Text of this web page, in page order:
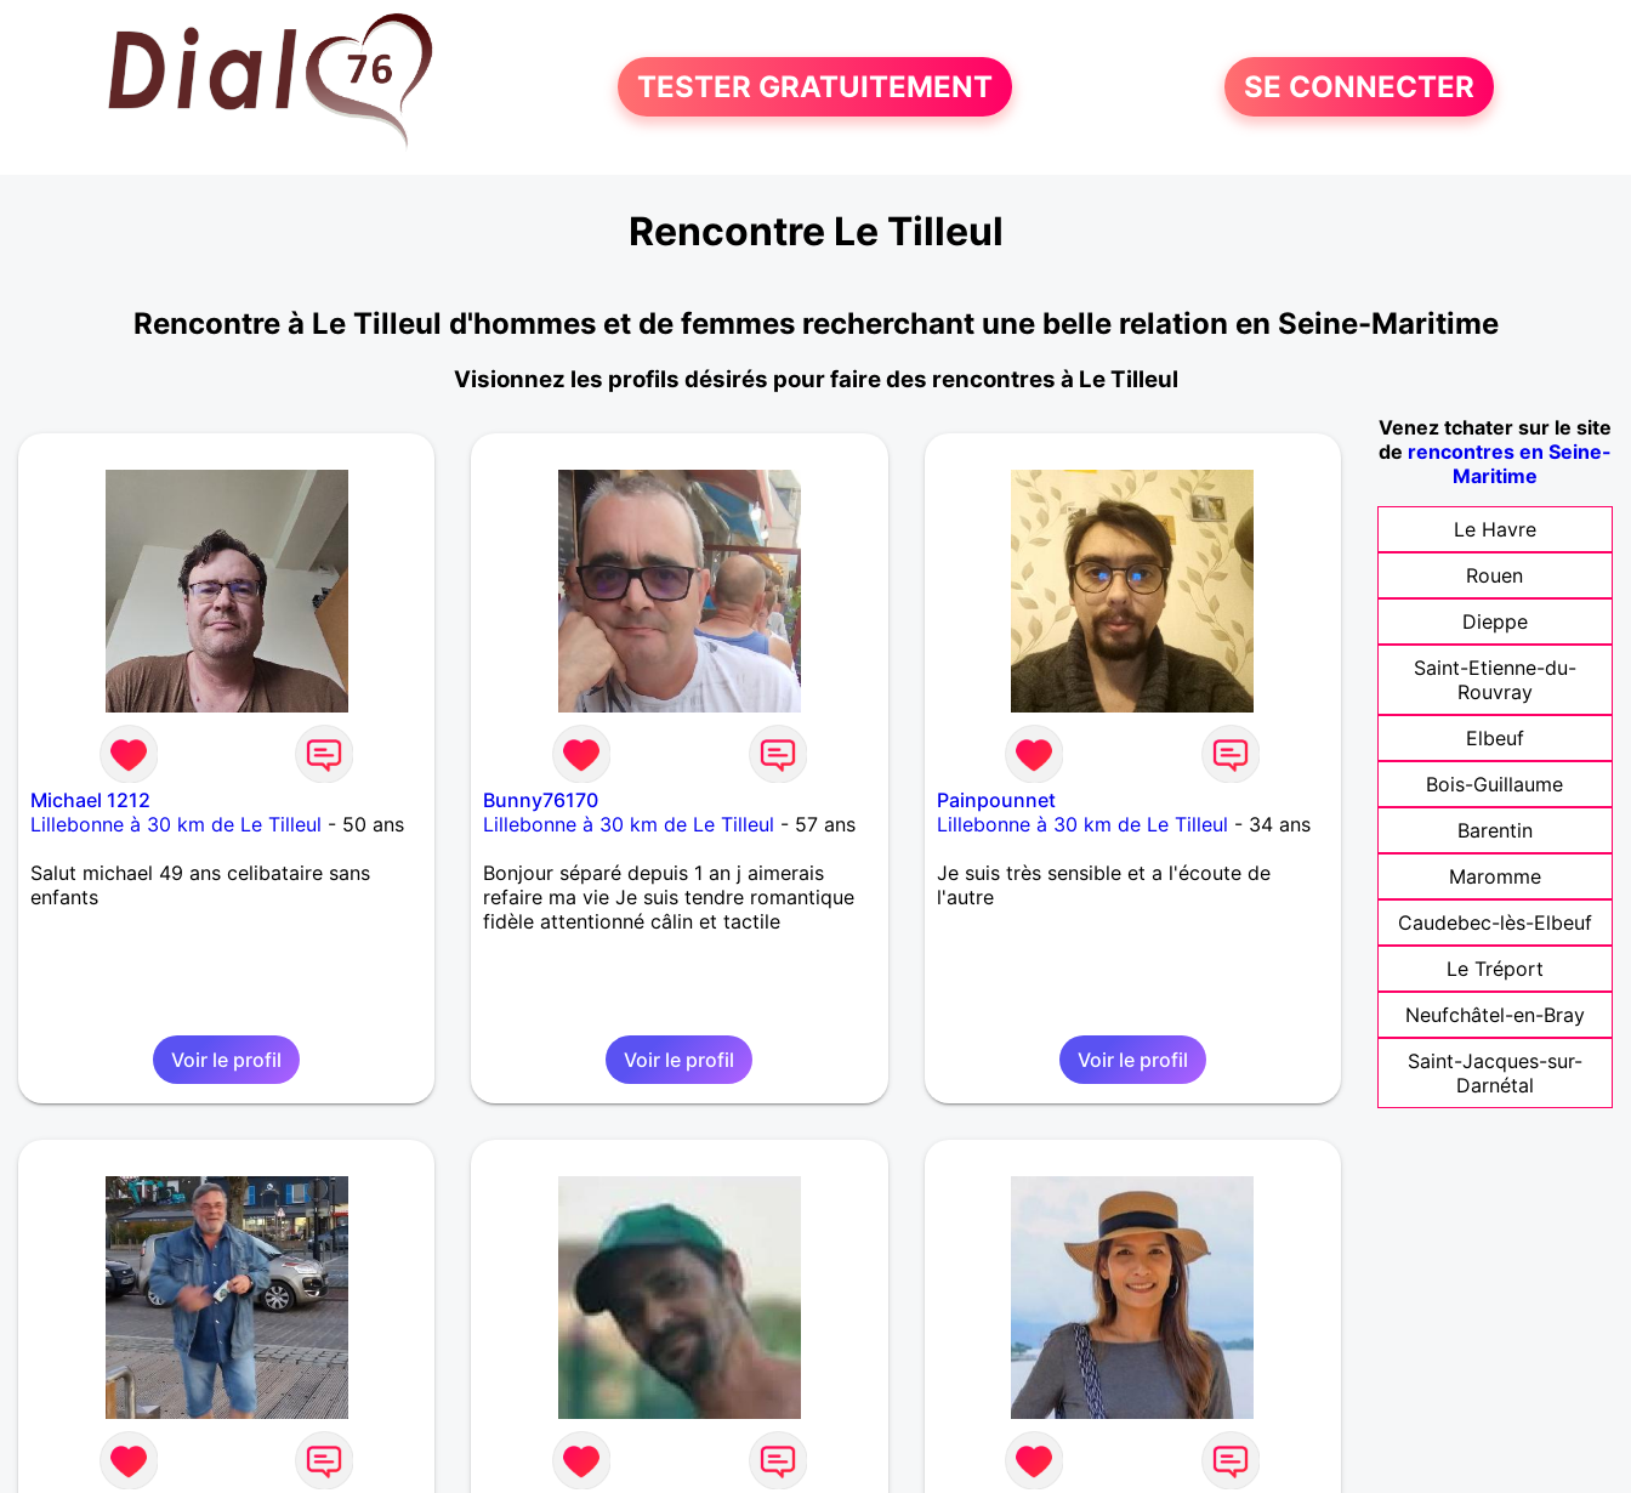
TESTER GRATUITEMENT SE CONNECTER
Rencontre Le Tilleul
Rencontre à Le Tilleul d'hommes et de femmes recherchant une belle relation en Seine-Maritime
Visionnez les profils désirés pour faire des rencontres à Le Tilleul
Michael 1212
Lillebonne à 30 km de Le Tilleul - 50 ans
Salut michael 49 ans celibataire sans
enfants
Voir le profil
Bunny76170
Lillebonne à 30 km de Le Tilleul - 57 ans
Bonjour séparé depuis 1 an j aimerais
refaire ma vie Je suis tendre romantique
fidèle attentionné câlin et tactile
Voir le profil
Painpounnet
Lillebonne à 30 km de Le Tilleul - 34 ans
Je suis très sensible et a l'écoute de
l'autre
Voir le profil
Venez tchater sur le site
de rencontres en Seine-
Maritime
Le Havre
Rouen
Dieppe
Saint-Etienne-du-
Rouvray
Elbeuf
Bois-Guillaume
Barentin
Maromme
Caudebec-lès-Elbeuf
Le Tréport
Neufchâtel-en-Bray
Saint-Jacques-sur-
Darnétal